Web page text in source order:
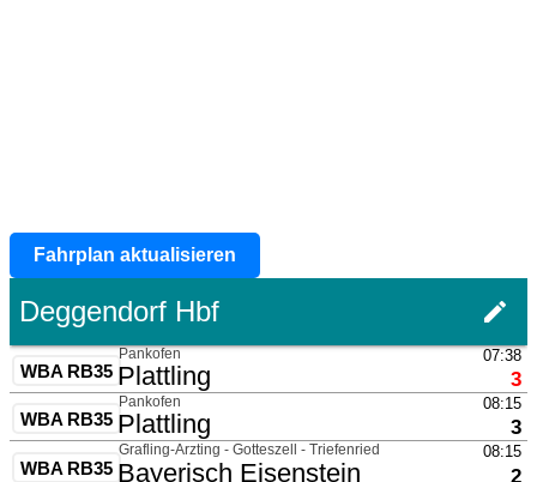
Fahrplan aktualisieren